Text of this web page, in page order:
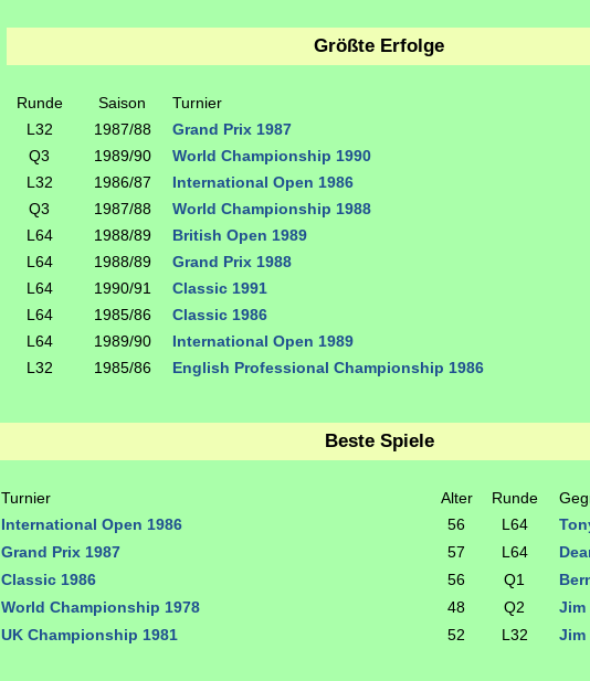
Größte Erfolge
Runde Saison Turnier
L32
1987/88 Grand Prix 1987
Q3
1989/90 World Championship 1990
L32
1986/87 International Open 1986
Q3
1987/88 World Championship 1988
L64
1988/89 British Open 1989
L64
1988/89 Grand Prix 1988
L64
1990/91 Classic 1991
L64
1985/86 Classic 1986
L64
1989/90 International Open 1989
L32
1985/86 English Professional Championship 1986
Beste Spiele
Turnier Alter Runde
International Open 1986 56 L64
Grand Prix 1987 57 L64
Classic 1986 56 Q1
World Championship 1978 48 Q2 Jim
UK Championship 1981 52 L32 Jim